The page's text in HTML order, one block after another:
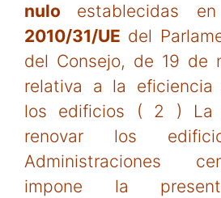
nulo establecidas
2010/31/UE del
del Consejo, de 19 de
relativa a la eficiencia
los edificios ( 2 ) La
renovar los
Administraciones
impone la